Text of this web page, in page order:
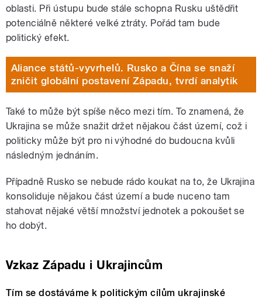
oblasti. Při ústupu bude stále schopna Rusku uštědřit
potenciálně některé velké ztráty. Pořád tam bude
politický efekt.
Aliance států-vyvrhelů. Rusko a Čína se snaží
zničit globální postavení Západu, tvrdí analytik
Také to může být spíše něco mezi tím. To znamená, že
Ukrajina se může snažit držet nějakou část území, což i
politicky může být pro ni výhodné do budoucna kvůli
následným jednáním.
Případně Rusko se nebude rádo koukat na to, že Ukrajina
konsoliduje nějakou část území a bude nuceno tam
stahovat nějaké větší množství jednotek a pokoušet se
ho dobýt.
Vzkaz Západu i Ukrajincům
Tím se dostáváme k politickým cílům ukrajinské